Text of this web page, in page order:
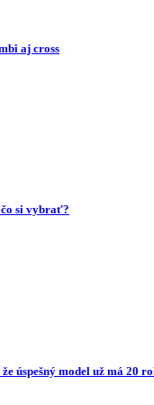
aj cross
čo si vybrať?
úspešný model už má 20